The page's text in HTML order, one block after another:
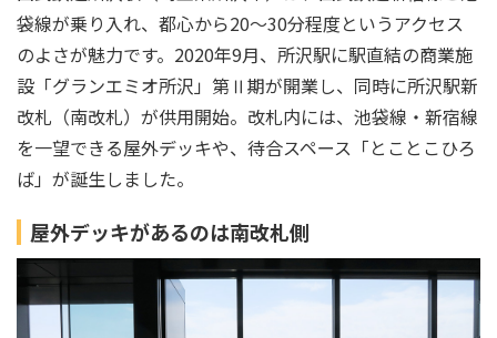
袋線が乗り入れ、都心から20～30分程度というアクセス
のよさが魅力です。2020年9月、所沢駅に駅直結の商業施
設「グランエミオ所沢」第Ⅱ期が開業し、同時に所沢駅新
改札（南改札）が供用開始。改札内には、池袋線・新宿線
を一望できる屋外デッキや、待合スペース「とことこひろ
ば」が誕生しました。
屋外デッキがあるのは南改札側